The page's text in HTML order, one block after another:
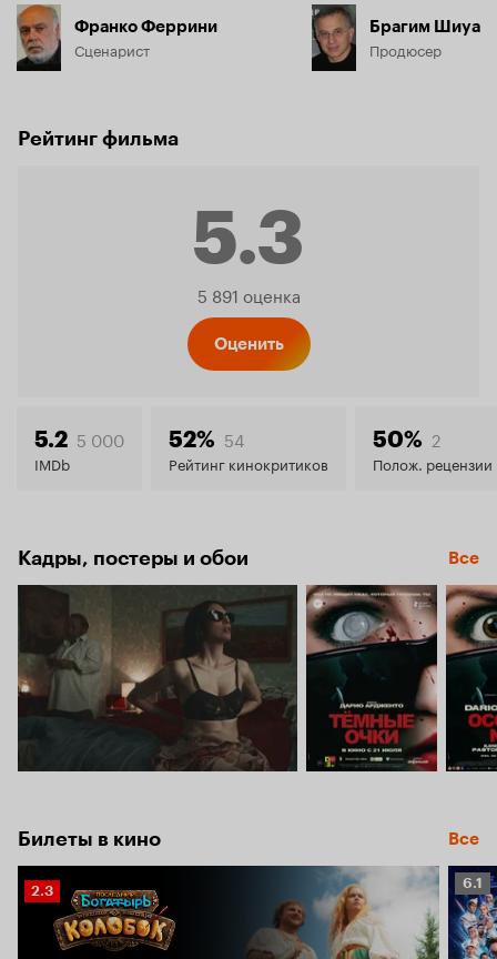
Франко Феррини
Сценарист
Брагим Шиуа
Продюсер
Рейтинг фильма
5.3
Рейтинг
5.3
5 891 оценка
Оценить
5.2 5 000
IMDb
52% 54
Рейтинг кинокритиков
50% 2
Полож. рецензии
Кадры, постеры и обои Все
Билеты в кино Все
Рейтинг
Кинопоиска
2.3
6.1
6.1